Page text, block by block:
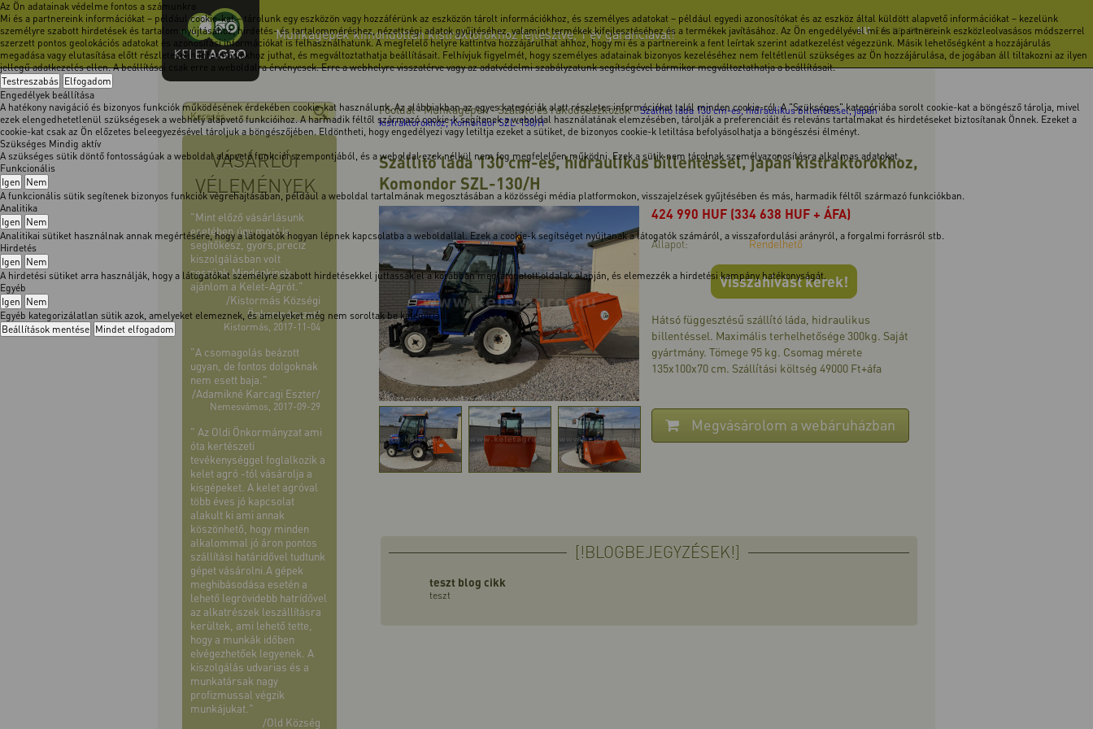
Az Ön adatainak védelme fontos a számunkra
Mi és a partnereink információkat – például cookie-kat – tárolunk egy eszközön vagy hozzáférünk az eszközön tárolt információkhoz, és személyes adatokat – például egyedi azonosítókat és az eszköz által küldött alapvető információkat – kezelünk
személyre szabott hirdetések és tartalom nyújtásához, hirdetés- és tartalomméréshez, nézettségi adatok gyűjtéséhez, valamint termékek kifejlesztéséhez és a termékek javításához. Az Ön engedélyével mi és a partnereink eszközleolvasásos módszerrel
szerzett pontos geolokációs adatokat és azonosítási információkat is felhasználhatunk. A megfelelő helyre kattintva hozzájárulhat ahhoz, hogy mi és a partnereink a fent leírtak szerint adatkezelést végezzünk. Másik lehetőségként a hozzájárulás
megadása vagy elutasítása előtt részletesebb információkhoz juthat, és megváltoztathatja beállításait. Felhívjuk figyelmét, hogy személyes adatainak bizonyos kezeléséhez nem feltétlenül szükséges az Ön hozzájárulása, de jogában áll tiltakozni az ilyen
jellegű adatkezelés ellen. A beállításai csak erre a weboldalra érvényesek. Erre a webhelyre visszatérve vagy az adatvédelmi szabályzatunk segítségével bármikor megváltoztathatja a beállításait.
Testreszabás Elfogadom
Engedélyek beállítása
A hatékony navigáció és bizonyos funkciók működésének érdekében cookie-kat használunk. Az alábbiakban az egyes kategóriák alatt részletes információkat talál minden cookie-ról. A "Szükséges" kategóriába sorolt cookie-kat a böngésző tárolja, mivel
ezek elengedhetetlenül szükségesek a webhely alapvető funkcióihoz. A harmadik féltől származó cookie-k segítenek a weboldal használatának elemzésében, tárolják a preferenciáit és releváns tartalmakat és hirdetéseket biztosítanak Önnek. Ezeket a
cookie-kat csak az Ön előzetes beleegyezésével tároljuk a böngészőjében. Eldöntheti, hogy engedélyezi vagy letiltja ezeket a sütiket, de bizonyos cookie-k letiltása befolyásolhatja a böngészési élményt.
Szükséges Mindig aktív
A szükséges sütik döntő fontosságúak a weboldal alapvető funkciói szempontjából, és a weboldal ezek nélkül nem fog megfelelően működni. Ezek a sütik nem tárolnak személyazonosításra alkalmas adatokat.
Funkcionális
Igen Nem
A funkcionális sütik segítenek bizonyos funkciók végrehajtásában, például a weboldal tartalmának megosztásában a közösségi média platformokon, visszajelzések gyűjtésében és más, harmadik féltől származó funkciókban.
Analitika
Igen Nem
Analitikai sütiket használnak annak megértésére, hogy a látogatók hogyan lépnek kapcsolatba a weboldallal. Ezek a cookie-k segítséget nyújtanak a látogatók számáról, a visszafordulási arányról, a forgalmi forrásról stb.
Hirdetés
Igen Nem
A hirdetési sütiket arra használják, hogy a látogatókat személyre szabott hirdetésekkel juttassák el a korábban meglátogatott oldalak alapján, és elemezzék a hirdetési kampány hatékonyságát.
Egyéb
Igen Nem
Egyéb kategorizálatlan sütik azok, amelyeket elemeznek, és amelyeket még nem soroltak be kategóriába.
Beállítások mentése Mindet elfogadom
Munkagépek kimondottan kistraktorokhoz fejlesztve, 1 év garanciával! HU EN DE FR RO
VÁSÁRLÓI
VÉLEMÉNYEK
"Mint előző vásárlásunk
esetében,úgy most is
segítőkész, gyors,precíz
kiszolgálásban volt
reszünk.Mindenkinek
ajánlom a Kelet-Agrót."
/Kistormás Községi
Önkormányzat/
Kistormás, 2017-11-04
"A csomagolás beázott
ugyan, de fontos dolgoknak
nem esett baja."
/Adamikné Karcagi Eszter/
Nemesvámos, 2017-09-29
" Az Oldi Önkormányzat ami
óta kertészeti
tevékenységgel foglalkozik a
kelet agró -tól vásárolja a
kisgépeket. A kelet agróval
több éves jó kapcsolat
alakult ki ami annak
köszönhető, hogy minden
alkalommal jó áron pontos
szállítási határidővel tudtunk
gépet vásárolni.A gépek
meghibásodása esetén a
lehető legrövidebb hatrídővel
az alkatrészek leszállításra
kerültek, ami lehető tette,
hogy a munkák időben
elvégezhetőek legyenek. A
kiszolgálás udvarias és a
munkatársak nagy
profizmussal végzik
munkájukat."
/Old Község
Főoldal-Munkagépek-Szállító és rakodóeszközök-Szállító láda 130 cm-es, hidraulikus billentéssel, japán
kistraktorokhoz, Komondor SZL-130/H
Szállító láda 130 cm-es, hidraulikus billentéssel, japán kistraktorokhoz,
Komondor SZL-130/H
424 990 HUF (334 638 HUF + ÁFA)
Állapot: Rendelhető
Visszahívást kérek!
Hátsó függesztésű szállító láda, hidraulikus
billentéssel. Maximális terhelhetősége 300kg. Saját
gyártmány. Tömege 95 kg. Csomag mérete
135x100x70 cm. Szállítási költség 49000 Ft+áfa
Megvásárolom a webáruházban
[!BLOGBEJEGYZÉSEK!]
teszt blog cikk
teszt